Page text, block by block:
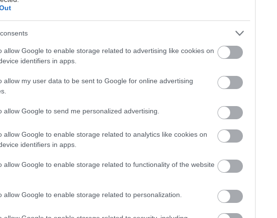
allow Google to enable storage related to advertising like cookies on
identifiers in apps.
allow my user data to be sent to Google for online advertising
allow Google to send me personalized advertising.
allow Google to enable storage related to analytics like cookies on
identifiers in apps.
allow Google to enable storage related to functionality of the website
allow Google to enable storage related to personalization.
Ελλάς, δυναμικός ηγέτης της ελληνικής αγοράς αυτοκινήτου,
προτεραιότητα και αφοσίωση στην παροχή προϊόντων και
υψηλής ποιότητας, προχωρά σε στρατηγική ενίσχυση του
της, με στόχο την περαιτέρω βελτίωση της εμπειρίας των
ενδυνάμωση της θέσης της ως ηγέτιδας δύναμης στον κλάδο του
η Μοτοδυναμική κορυφαίος όμιλος στον τομέα της
εντάσσεται δυναμικά στο δίκτυο της Toyota Ελλάς, επεκτείνοντας
θυγατρικής εταιρείας «Autodirect Μονοπρόσωπη Ανώνυμη